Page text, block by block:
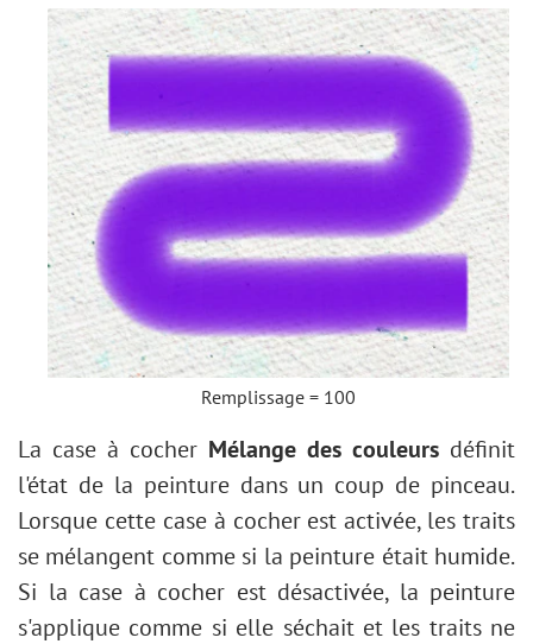
Remplissage = 100
La case à cocher Mélange des couleurs définit
l'état de la peinture dans un coup de pinceau.
Lorsque cette case à cocher est activée, les traits
se mélangent comme si la peinture était humide.
Si la case à cocher est désactivée, la peinture
s'applique comme si elle séchait et les traits ne